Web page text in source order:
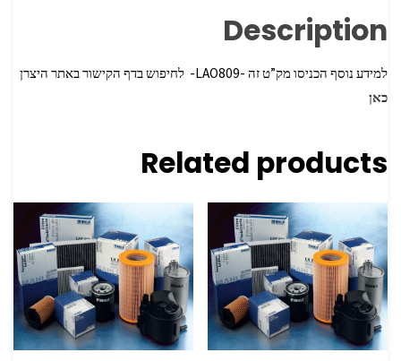
Description
למידע נוסף הכניסו מק”ט זה -LAO809- לחיפוש בדף הקישור באתר היצרן
כאן
Related products